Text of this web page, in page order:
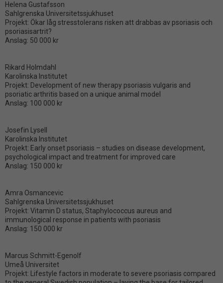
Helena Gustafsson
Sahlgrenska Universitetssjukhuset
Projekt: Ökar låg stresstolerans risken att drabbas av psoriasis och
psoriasisartrit?
Anslag: 50 000 kr
Rikard Holmdahl
Karolinska Institutet
Projekt: Development of new therapy psoriasis vulgaris and
psoriatic arthritis based on a unique animal model
Anslag: 100 000 kr
Josefin Lysell
Karolinska Institutet
Projekt: Early onset psoriasis – studies on disease development,
psychological impact and treatment for improved care
Anslag: 150 000 kr
Amra Osmancevic
Sahlgrenska Universitetssjukhuset
Projekt: Vitamin D status, Staphylococcus aureus and
immunological response in patients with psoriasis
Anslag: 150 000 kr
Marcus Schmitt-Egenolf
Umeå Universitet
Projekt: Lifestyle factors in moderate to severe psoriasis compared